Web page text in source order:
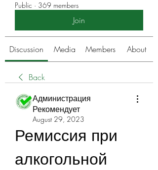
Public · 369 members
Join
Discussion Media Members About
Back
Администрация
Рекомендует
August 29, 2023
Ремиссия при
алкогольной